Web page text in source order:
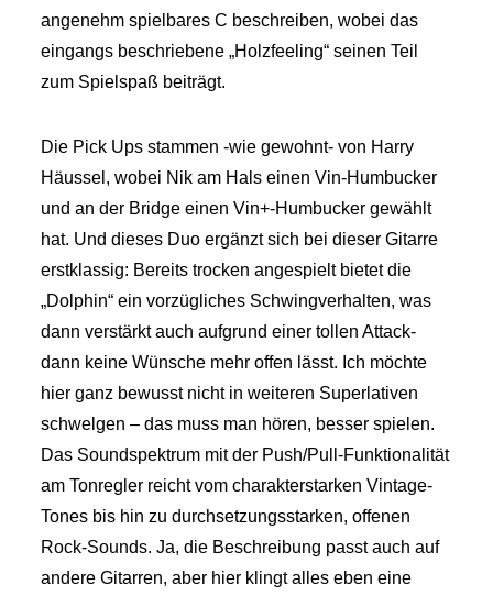
angenehm spielbares C beschreiben, wobei das
eingangs beschriebene „Holzfeeling“ seinen Teil
zum Spielspaß beiträgt.
Die Pick Ups stammen -wie gewohnt- von Harry
Häussel, wobei Nik am Hals einen Vin-Humbucker
und an der Bridge einen Vin+-Humbucker gewählt
hat. Und dieses Duo ergänzt sich bei dieser Gitarre
erstklassig: Bereits trocken angespielt bietet die
„Dolphin“ ein vorzügliches Schwingverhalten, was
dann verstärkt auch aufgrund einer tollen Attack-
dann keine Wünsche mehr offen lässt. Ich möchte
hier ganz bewusst nicht in weiteren Superlativen
schwelgen – das muss man hören, besser spielen.
Das Soundspektrum mit der Push/Pull-Funktionalität
am Tonregler reicht vom charakterstarken Vintage-
Tones bis hin zu durchsetzungsstarken, offenen
Rock-Sounds. Ja, die Beschreibung passt auch auf
andere Gitarren, aber hier klingt alles eben eine